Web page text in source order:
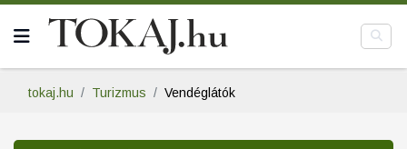
tokaj.hu Turizmus Vendéglátók